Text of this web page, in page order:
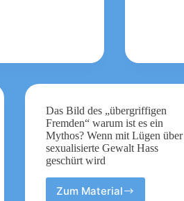
Das Bild des „übergriffigen
Fremden“ warum ist es ein
Mythos? Wenn mit Lügen über
sexualisierte Gewalt Hass
geschürt wird
Zum Material
Das